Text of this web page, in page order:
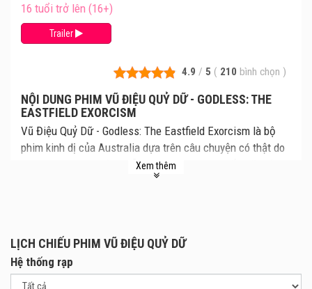
4.9 / 5 ( 210 bình chọn )
NỘI DUNG PHIM VŨ ĐIỆU QUỶ DỮ - GODLESS: THE
EASTFIELD EXORCISM
Vũ Điệu Quỷ Dữ - Godless: The Eastfield Exorcism là bộ
phim kinh dị của Australia dựa trên câu chuyện có thật do
Nick Kozakis làm đạo diễn. Cùng xem lịch chiếu Vũ Điệu
Quỷ Dữ mới nhất, giá vé Vũ Điệu Quỷ Dữ chi tiết tại rạp.
Bộ phim ra mắt lần đầu tại Philippines vào ngày
08/03/2023, trước khi công chiếu tại sự kiện liên hoan
phim Overlook Film Festival và phát hành video theo yêu
Xem thêm
16 tuổi trở lên (16+)
Trailer
LỊCH CHIẾU PHIM VŨ ĐIỆU QUỶ DỮ
Hệ thống rạp